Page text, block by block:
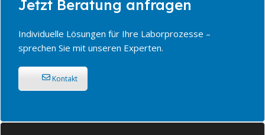
Jetzt Beratung anfragen
Individuelle Lösungen für Ihre Laborprozesse –
sprechen Sie mit unseren Experten.
Kontakt